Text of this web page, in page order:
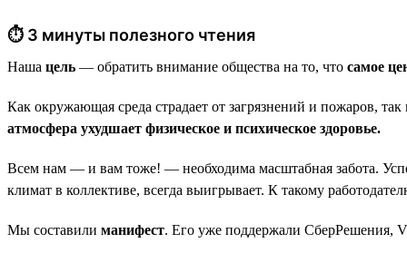
⏱ 3 минуты полезного чтения
Наша цель — обратить внимание общества на то, что самое
Как окружающая среда страдает от загрязнений и пожаров,
атмосфера ухудшает физическое и психическое здоровье.
Всем нам — и вам тоже! — необходима масштабная забота.
климат в коллективе, всегда выигрывает. К такому
Мы составили манифест. Его уже поддержали СберРешения,